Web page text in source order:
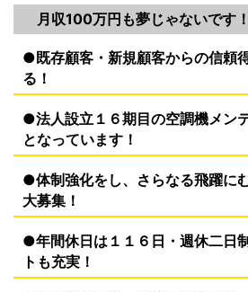
月収100万円も夢じゃないです
●既存顧客・新規顧客からの信頼
る！
●法人設立１６期目の空調機メン
となっています！
●体制強化をし、さらなる飛躍に
大募集！
●年間休日は１１６日・週休二日
トも充実！